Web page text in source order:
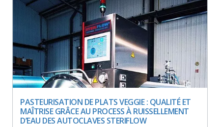
PASTEURISATION DE PLATS VEGGIE : QUALITÉ ET
MAÎTRISE GRÂCE AU PROCESS À RUISSELLEMENT
D’EAU DES AUTOCLAVES STERIFLOW